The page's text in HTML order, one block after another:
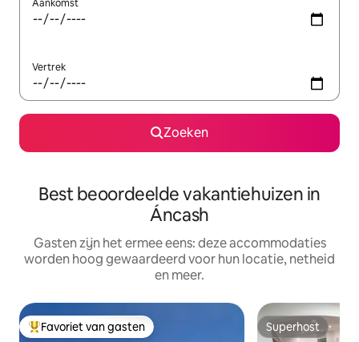
Aankomst
Vertrek
Zoeken
Best beoordeelde vakantiehuizen in
Áncash
Gasten zijn het ermee eens: deze accommodaties
worden hoog gewaardeerd voor hun locatie, netheid
en meer.
Topfavoriet van gasten
Favoriet van gasten Superhost
Superhost